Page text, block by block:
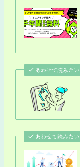
あわせて読みたい
あわせて読みたい